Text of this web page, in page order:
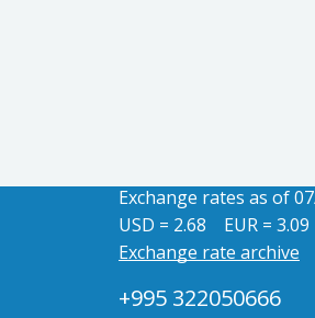
Exchange rates as of
USD = 2.68
EUR = 3.09
Exchange rate archive
+995 322050666